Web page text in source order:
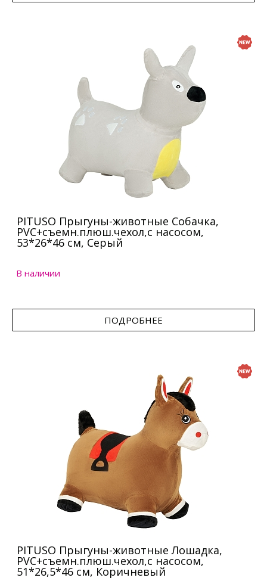
PITUSO Прыгуны-животные Собачка,
PVC+съемн.плюш.чехол,с насосом,
53*26*46 см, Серый
В наличии
ПОДРОБНЕЕ
PITUSO Прыгуны-животные Лошадка,
PVC+съемн.плюш.чехол,с насосом,
51*26,5*46 см, Коричневый